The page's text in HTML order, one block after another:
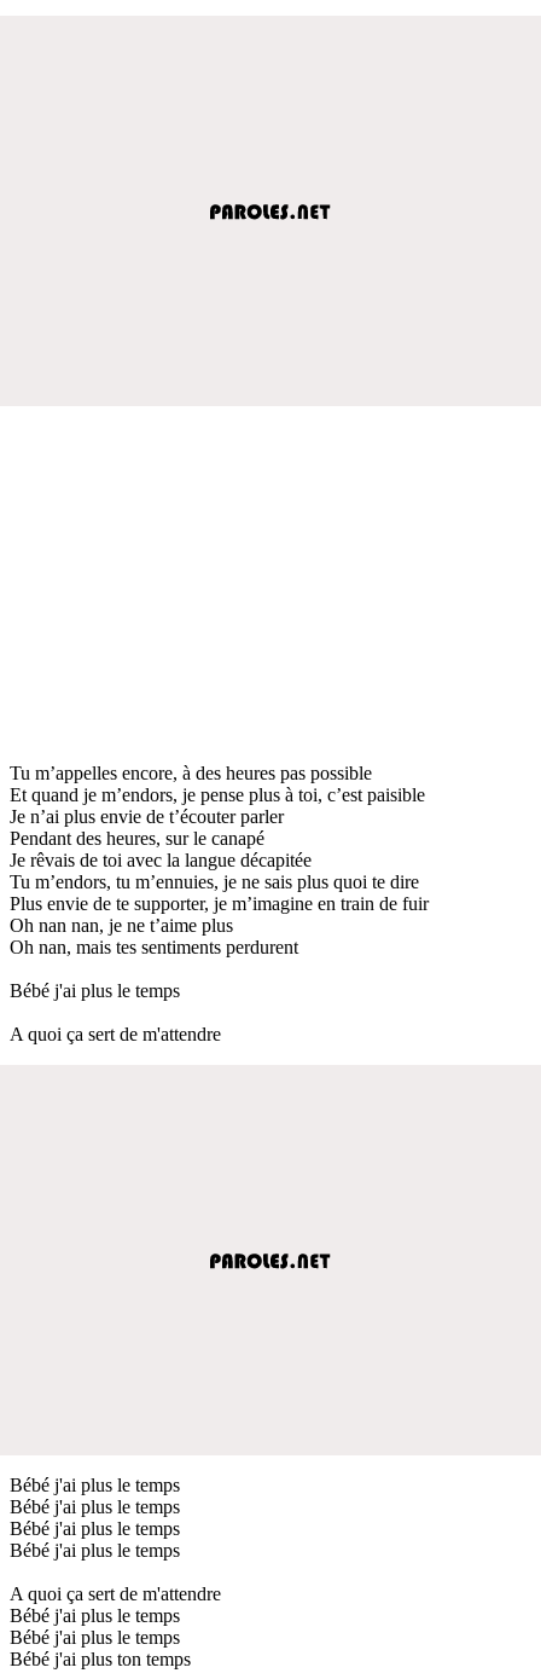
Tu m’appelles encore, à des heures pas possible
Et quand je m’endors, je pense plus à toi, c’est paisible
Je n’ai plus envie de t’écouter parler
Pendant des heures, sur le canapé
Je rêvais de toi avec la langue décapitée
Tu m’endors, tu m’ennuies, je ne sais plus quoi te dire
Plus envie de te supporter, je m’imagine en train de fuir
Oh nan nan, je ne t’aime plus
Oh nan, mais tes sentiments perdurent
Bébé j'ai plus le temps
A quoi ça sert de m'attendre
Bébé j'ai plus le temps
Bébé j'ai plus le temps
Bébé j'ai plus le temps
Bébé j'ai plus le temps
A quoi ça sert de m'attendre
Bébé j'ai plus le temps
Bébé j'ai plus le temps
Bébé j'ai plus ton temps